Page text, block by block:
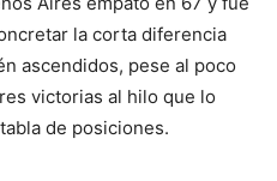
la corta diferencia
ascendidos, pese al poco
victorias al hilo que lo
de posiciones.